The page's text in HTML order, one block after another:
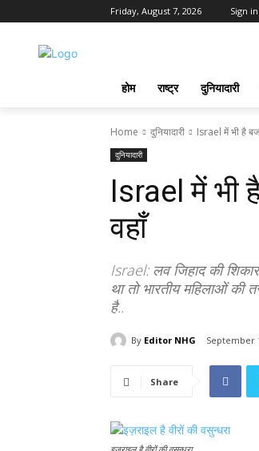
Friday, August 7, 2026 Sign
होम राष्ट्र दुनियादारी
Home दुनियादारी Israel में भी है
दुनियादारी
Israel में भी
वहाँ
Israel: लव जिहाद की
था तो भारतीय महिलाओं
है..
By Editor NHG September
Share